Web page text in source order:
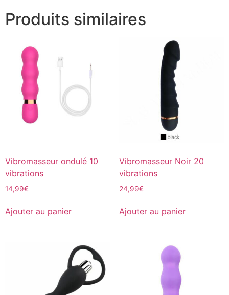
Produits similaires
Vibromasseur ondulé 10
vibrations
14,99€
Ajouter au panier
Vibromasseur Noir 20
vibrations
24,99€
Ajouter au panier